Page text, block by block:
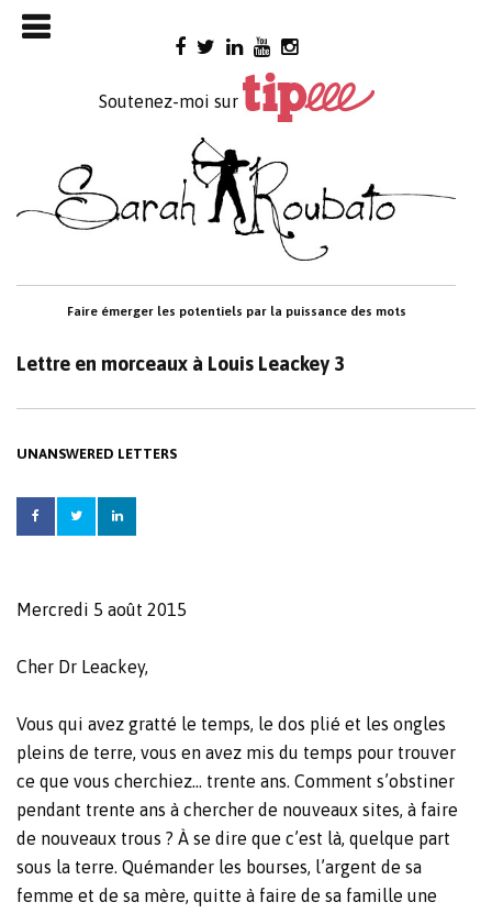
Skip
to
Soutenez-moi sur
Faire émerger les potentiels par la puissance des mots

Lettre en morceaux à Louis Leackey 3
UNANSWERED LETTERS
Mercredi 5 août 2015
Cher Dr Leackey,
Vous qui avez gratté le temps, le dos plié et les ongles
pleins de terre, vous en avez mis du temps pour trouver
ce que vous cherchiez… trente ans. Comment s’obstiner
pendant trente ans à chercher de nouveaux sites, à faire
de nouveaux trous ? À se dire que c’est là, quelque part
sous la terre. Quémander les bourses, l’argent de sa
femme et de sa mère, quitte à faire de sa famille une